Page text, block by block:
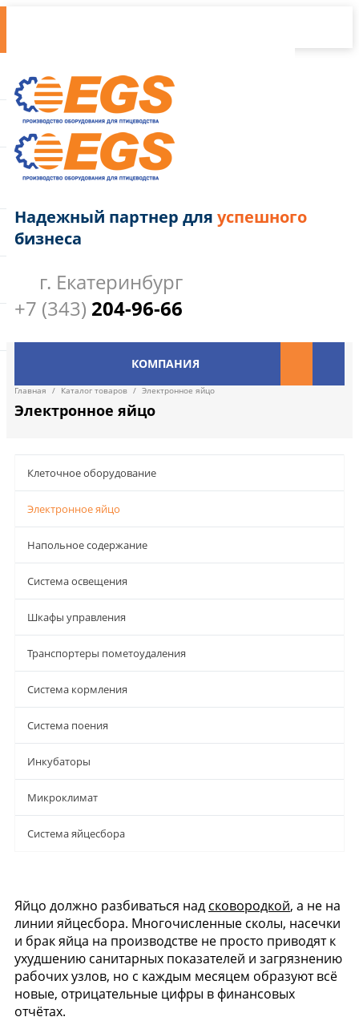
Надежный партнер для успешного
бизнеса
г. Екатеринбург
+7 (343) 204-96-66
КОМПАНИЯ
Главная / Каталог товаров / Электронное яйцо
Электронное яйцо
Клеточное оборудование
Электронное яйцо
Напольное содержание
Система освещения
Шкафы управления
Транспортеры пометоудаления
Система кормления
Система поения
Инкубаторы
Микроклимат
Система яйцесбора
Яйцо должно разбиваться над сковородкой, а не на
линии яйцесбора. Многочисленные сколы, насечки
и брак яйца на производстве не просто приводят к
ухудшению санитарных показателей и загрязнению
рабочих узлов, но с каждым месяцем образуют всё
новые, отрицательные цифры в финансовых
отчётах.